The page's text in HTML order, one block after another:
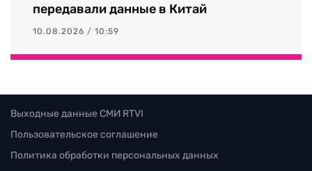
передавали данные в Китай
10.08.2026 / 10:59
Выходные данные СМИ RTVI
Пользовательское соглашение
Политика обработки персональных данных